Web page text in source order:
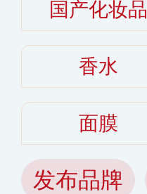
国产化妆品
香水
面膜
发布品牌